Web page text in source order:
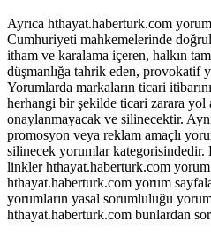
Ayrıca hthayat.haberturk.com
Cumhuriyeti mahkemelerinde
itham ve karalama içeren, halkın
düşmanlığa tahrik eden, provokatif
Yorumlarda markaların ticari
herhangi bir şekilde ticari zarara yol
onaylanmayacak ve silinecektir.
promosyon veya reklam amaçlı
silinecek yorumlar kategorisindedir.
linkler hthayat.haberturk.com yorum
hthayat.haberturk.com yorum
yorumların yasal sorumluluğu
hthayat.haberturk.com bunlardan